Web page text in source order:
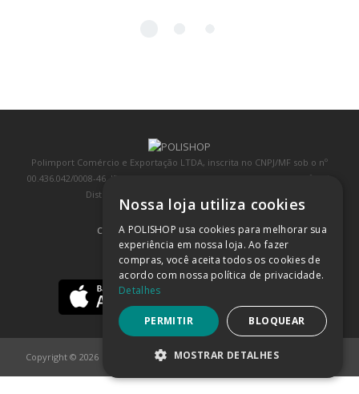
Polimport Comércio e Exportação LTDA, inscrita no CNPJ/MF sob o nº
00.436.042/0008-46, IE 407.458.707.103, com sede na Rua Kanebo, nº 175,
Distrito Industrial, Jundiaí/SP, CEP: 13213-090
COMPRA 100% SEGURA (SAIBA MAIS)
BAIXE NOSSO APP
Copyright © 2026
Nossa loja utiliza cookies
A POLISHOP usa cookies para melhorar sua
experiência em nossa loja. Ao fazer
compras, você aceita todos os cookies de
acordo com nossa política de privacidade.
Detalhes
PERMITIR BLOQUEAR
MOSTRAR DETALHES
ESTRITAMENTE NECESSÁRIOS